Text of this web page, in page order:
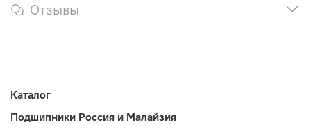
Отзывы
Каталог
Подшипники Россия и Малайзия